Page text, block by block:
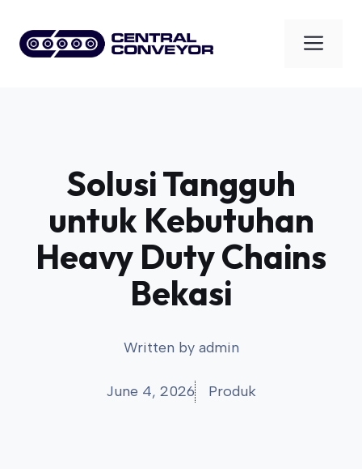
content
Solusi Tangguh
untuk Kebutuhan
Heavy Duty Chains
Bekasi
Written by admin
June 4, 2026 Produk